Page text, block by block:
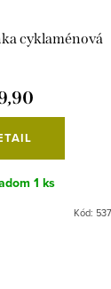
cyklaménová
1 ks
Kód: